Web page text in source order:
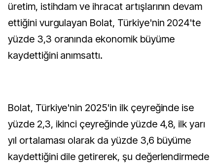
üretim, istihdam ve ihracat artışlarının devam
ettiğini vurgulayan Bolat, Türkiye'nin 2024'te
yüzde 3,3 oranında ekonomik büyüme
kaydettiğini anımsattı.
Bolat, Türkiye'nin 2025'in ilk çeyreğinde ise
yüzde 2,3, ikinci çeyreğinde yüzde 4,8, ilk yarı
yıl ortalaması olarak da yüzde 3,6 büyüme
kaydettiğini dile getirerek, şu değerlendirmede